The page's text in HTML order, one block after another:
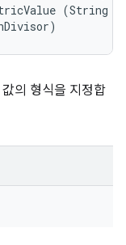
(String
의 형식을 지정합